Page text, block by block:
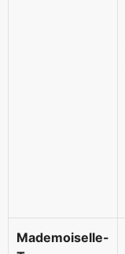
Mademoiselle-